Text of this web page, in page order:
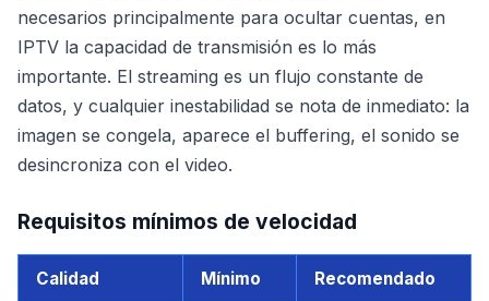
necesarios principalmente para ocultar cuentas, en
IPTV la capacidad de transmisión es lo más
importante. El streaming es un flujo constante de
datos, y cualquier inestabilidad se nota de inmediato: la
imagen se congela, aparece el buffering, el sonido se
desincroniza con el video.
Requisitos mínimos de velocidad
Calidad Mínimo Recomendado